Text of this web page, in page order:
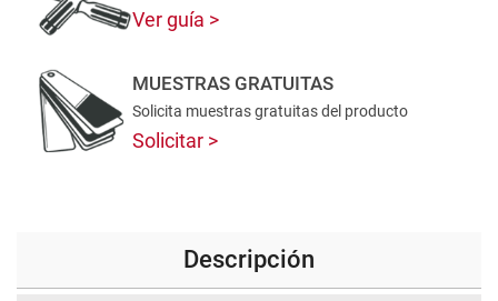
Ver guía
MUESTRAS GRATUITAS
Solicita muestras gratuitas del producto
Solicitar
Descripción